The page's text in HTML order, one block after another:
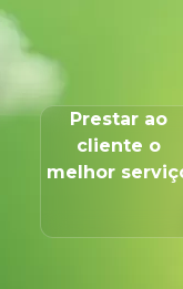
Prestar ao
cliente o
melhor